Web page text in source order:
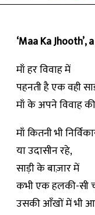
‘Maa Ka Jhooth’,
माँ हर विवाह में
पहनती है एक वही
माँ के अपने विवाह
माँ कितनी भी
या उदासीन रहे,
साड़ी के बाज़ार में
कभी एक हलकी-सी
उसकी आँखों में भी